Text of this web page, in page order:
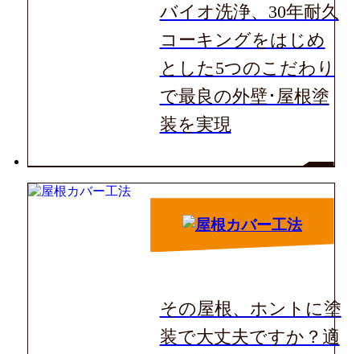
人さんの対応も丁寧で、工事中も都度説
明があり安心してお任せできました。仕
上がりや色にも満足しています。特に酷
暑の中で作業してくださった職人さんの
仕事ぶりが素晴らしく、とても感謝して
あせがきっかけで相談しましたが、知人
からの紹介でこちらを知り、口コミの良
さや価格、保証内容を比べたうえで決め
ました。営業担当の方の対応が丁寧で、
工事中も一つひとつ説明してもらえたの
で安心してお任せできました。職人さん
の対応も感じが良く、仕上がりにも満足
しています。全体を通して安心して進め
られた工事でした。
豊田店のレビューをもっとみる
刈谷店のレビューをもっとみる
岡崎店のレビューをもっとみる
バイオ洗浄、30年耐久
コーキングをはじめ
とした5つのこだわり
で最良の外壁･屋根塗
装を実現
その屋根、ホントに塗
装で大丈夫ですか？適